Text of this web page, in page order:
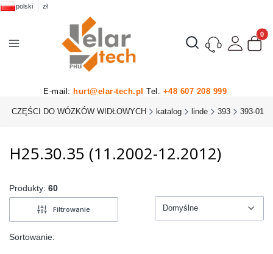
polski zł
Otwórz wyszukiwarkę
E-mail: hurt@elar-tech.pl Tel. +48 607 208 999
CZĘŚCI DO WÓZKÓW WIDŁOWYCH katalog linde 393 393-01
H25.30.35 (11.2002-12.2012)
Produkty: 60
Filtrowanie
Sortowanie:
Domyślne